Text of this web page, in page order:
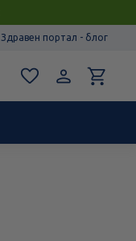
Здравен портал - блог